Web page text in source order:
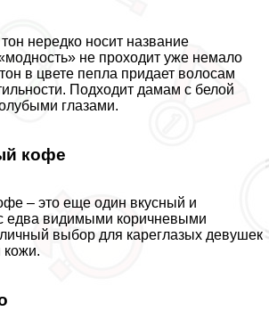
нередко носит название
не проходит уже немало
в цвете пепла придает волосам
Подходит дамам с белой
глазами.
кофе
– это еще один вкусный и
едва видимыми коричневыми
выбор для кареглазых дeвyшек
кожи.